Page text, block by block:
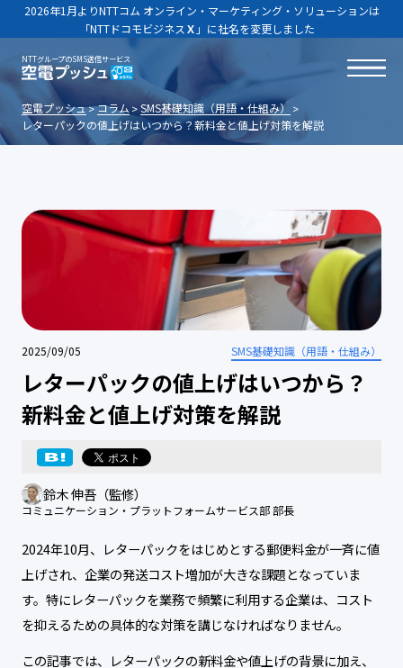
2026年1月よりNTTコム オンライン・マーケティング・ソリューションは
「NTTドコモビジネス Ｘ 」に社名を変更しました
NTTグループのSMS送信サービス
空電プッシュ コラム
SMS基礎知識（用語・仕組み）
レターパックの値上げはいつから？新料金と値上げ対策を解説
2025/09/05 SMS基礎知識（用語・仕組み）
レターパックの値上げはいつから？
新料金と値上げ対策を解説
鈴木 伸吾（監修）
コミュニケーション・プラットフォームサービス部 部長
2024年10月、レターパックをはじめとする郵便料金が一斉に値
上げされ、企業の発送コスト増加が大きな課題となっていま
す。特にレターパックを業務で頻繁に利用する企業は、コスト
を抑えるための具体的な対策を講じなければなりません。
この記事では、レターパックの新料金や値上げの背景に加え、